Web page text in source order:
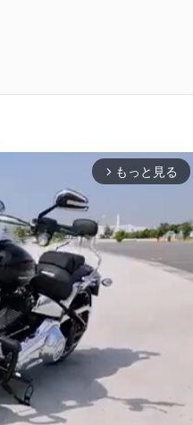
arrow_forward_ios もっと見る